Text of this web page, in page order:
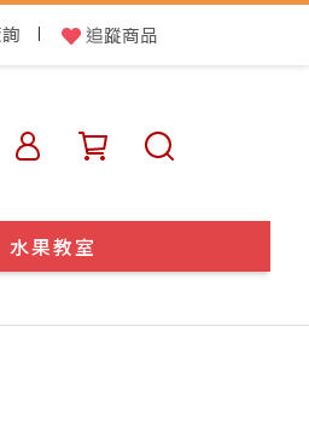
|
水果教室